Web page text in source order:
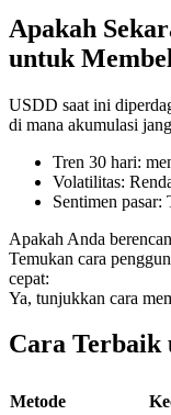
USDC
Kontrak
Apakah
untuk
USDD saat ini
di mana akumulasi
Tren 30 hari:
Volatilitas:
Sentimen pasar:
Apakah Anda
Temukan cara
cepat:
Ya, tunjukkan cara
Cara Terbaik
Metode